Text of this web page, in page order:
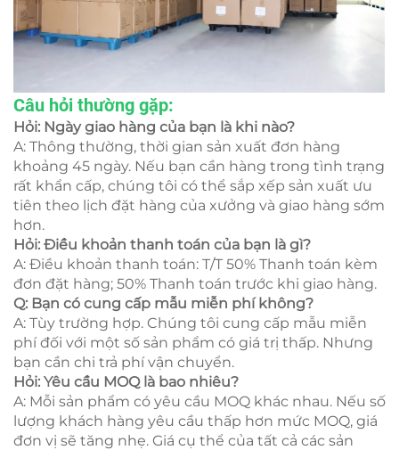
Câu hỏi thường gặp:
Hỏi: Ngày giao hàng của bạn là khi nào?
A: Thông thường, thời gian sản xuất đơn hàng
khoảng 45 ngày. Nếu bạn cần hàng trong tình trạng
rất khẩn cấp, chúng tôi có thể sắp xếp sản xuất ưu
tiên theo lịch đặt hàng của xưởng và giao hàng sớm
hơn.
Hỏi: Điều khoản thanh toán của bạn là gì?
A: Điều khoản thanh toán: T/T 50% Thanh toán kèm
đơn đặt hàng; 50% Thanh toán trước khi giao hàng.
Q: Bạn có cung cấp mẫu miễn phí không?
A: Tùy trường hợp. Chúng tôi cung cấp mẫu miễn
phí đối với một số sản phẩm có giá trị thấp. Nhưng
bạn cần chi trả phí vận chuyển.
Hỏi: Yêu cầu MOQ là bao nhiêu?
A: Mỗi sản phẩm có yêu cầu MOQ khác nhau. Nếu số
lượng khách hàng yêu cầu thấp hơn mức MOQ, giá
đơn vị sẽ tăng nhẹ. Giá cụ thể của tất cả các sản